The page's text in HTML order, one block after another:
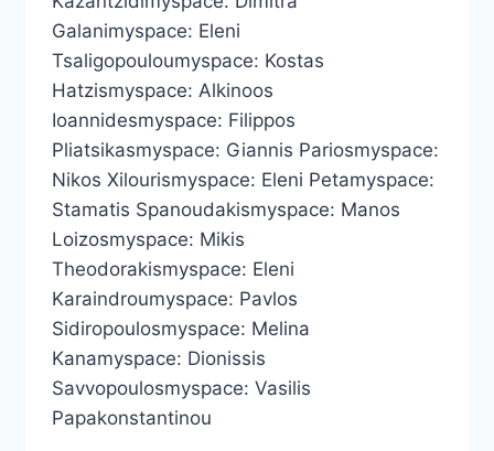
Galanimyspace: Eleni
Tsaligopouloumyspace: Kostas
Hatzismyspace: Alkinoos
Ioannidesmyspace: Filippos
Pliatsikasmyspace: Giannis Pariosmyspace:
Nikos Xilourismyspace: Eleni Petamyspace:
Stamatis Spanoudakismyspace: Manos
Loizosmyspace: Mikis
Theodorakismyspace: Eleni
Karaindroumyspace: Pavlos
Sidiropoulosmyspace: Melina
Kanamyspace: Dionissis
Savvopoulosmyspace: Vasilis
Papakonstantinou